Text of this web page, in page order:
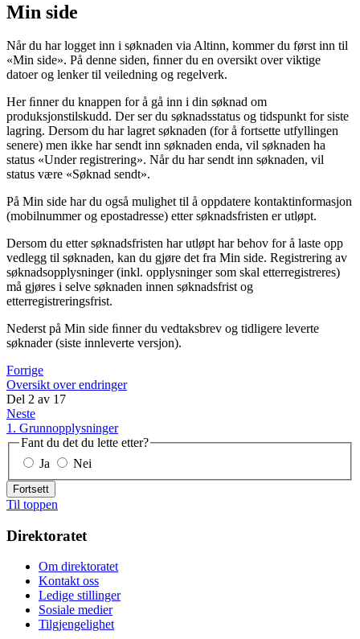
Min side
Når du har logget inn i søknaden via Altinn, kommer du først inn til
«Min side». På denne siden, ﬁnner du en oversikt over viktige
datoer og lenker til veiledning og regelverk.
Her ﬁnner du knappen for å gå inn i din søknad om
produksjonstilskudd. Der ser du søknadsstatus og tidspunkt for siste
lagring. Dersom du har lagret søknaden (for å fortsette utfyllingen
senere) men ikke har sendt inn søknaden enda, vil søknaden ha
status «Under registrering». Når du har sendt inn søknaden, vil
status være «Søknad sendt».
På Min side har du også mulighet til å oppdatere kontaktinformasjon
(mobilnummer og epostadresse) etter søknadsfristen er utløpt.
Dersom du etter søknadsfristen har utløpt har behov for å laste opp
vedlegg til søknaden, kan du gjøre det fra Min side. Registrering av
søknadsopplysninger (inkl. opplysninger som skal etterregistreres)
må gjøres i selve søknaden innen søknadsfrist og
etterregistreringsfrist.
Nederst på Min side ﬁnner du vedtaksbrev og tidligere leverte
søknader (siste innleverte versjon).
Forrige
Oversikt over endringer
Del 2 av 17
Neste
1. Grunnopplysninger
Fant du det du lette etter?
Ja
Nei
Fortsett
Til toppen
Direktoratet
Om direktoratet
Kontakt oss
Ledige stillinger
Sosiale medier
Tilgjengelighet